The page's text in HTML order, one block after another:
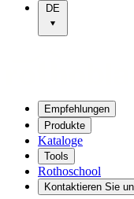
DE
Empfehlungen
Produkte
Kataloge
Tools
Rothoschool
Kontaktieren Sie